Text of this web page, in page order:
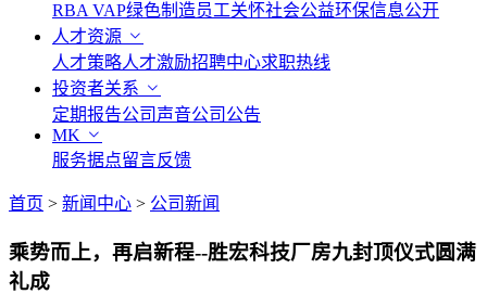
RBA VAP绿色制造员工关怀社会公益环保信息公开
人才资源
人才策略人才激励招聘中心求职热线
投资者关系
定期报告公司声音公司公告
MK
服务据点留言反馈
首页 > 新闻中心 > 公司新闻
乘势而上，再启新程--胜宏科技厂房九封顶仪式圆满
礼成